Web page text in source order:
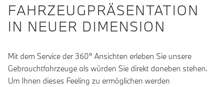
FAHRZEUGPRÄSENTATION
IN NEUER DIMENSION
Mit dem Service der 360° Ansichten erleben Sie unsere
Gebrauchtfahrzeuge als würden Sie direkt daneben stehen.
Um Ihnen dieses Feeling zu ermöglichen werden